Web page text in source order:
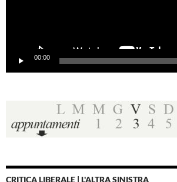
00:00
CRITICA LIBERALE | L'ALTRA SINISTRA